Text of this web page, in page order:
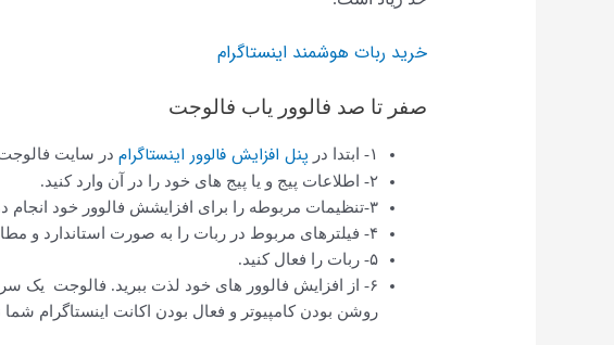
خرید ربات هوشمند اینستاگرام
صفر تا صد فالوور یاب فالوجت
۱- ابتدا در پنل افزایش فالوور اینستاگرام در سایت فالوجت
۲- اطلاعات پیج و یا پیج های خود را در آن وارد کنید.
۳-تنظیمات مربوطه را برای افزایشش فالوور خود انجام دهید
۴- فیلترهای مربوط در ربات را به صورت استاندارد و مطابق نیاز خود انتخاب کنید
۵- ربات را فعال کنید.
۶- از افزایش فالوور های خود لذت ببرید. فالوجت یک
روشن بودن کامپیوتر و فعال بودن اکانت اینستاگرام شما